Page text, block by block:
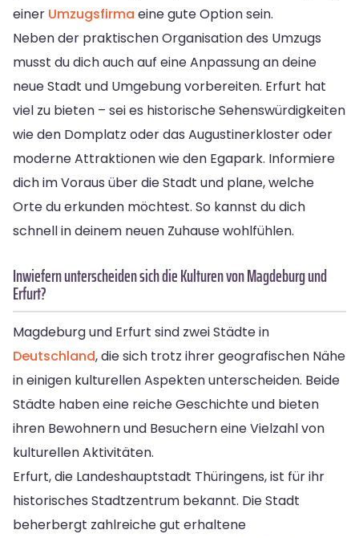
einer Umzugsfirma eine gute Option sein.
Neben der praktischen Organisation des Umzugs
musst du dich auch auf eine Anpassung an deine
neue Stadt und Umgebung vorbereiten. Erfurt hat
viel zu bieten – sei es historische Sehenswürdigkeiten
wie den Domplatz oder das Augustinerkloster oder
moderne Attraktionen wie den Egapark. Informiere
dich im Voraus über die Stadt und plane, welche
Orte du erkunden möchtest. So kannst du dich
schnell in deinem neuen Zuhause wohlfühlen.
Inwiefern unterscheiden sich die Kulturen von Magdeburg und
Erfurt?
Magdeburg und Erfurt sind zwei Städte in
Deutschland, die sich trotz ihrer geografischen Nähe
in einigen kulturellen Aspekten unterscheiden. Beide
Städte haben eine reiche Geschichte und bieten
ihren Bewohnern und Besuchern eine Vielzahl von
kulturellen Aktivitäten.
Erfurt, die Landeshauptstadt Thüringens, ist für ihr
historisches Stadtzentrum bekannt. Die Stadt
beherbergt zahlreiche gut erhaltene